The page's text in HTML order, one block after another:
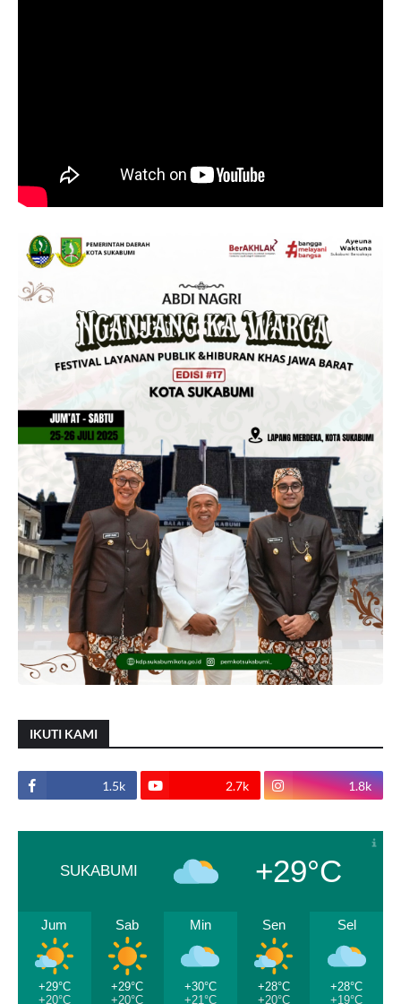
IKUTI KAMI
1.5k 2.7k 1.8k
SUKABUMI +29°C
Jum
+29°C
+20°C
Sab
+29°C
+20°C
Min
+30°C
+21°C
Sen
+28°C
+20°C
Sel
+28°C
+19°C